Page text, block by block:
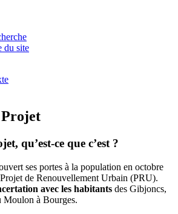
du site
qu’est-ce que c’est ?
ses portes à la population en octobre
de Renouvellement Urbain (PRU).
avec les habitants des Gibjoncs,
Moulon à Bourges.